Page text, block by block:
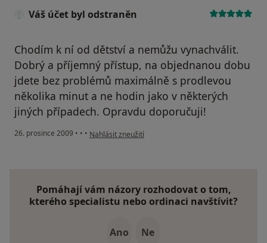
Váš účet byl odstraněn
Chodím k ní od dětství a nemůžu vynachválit.
Dobrý a příjemný přístup, na objednanou dobu
jdete bez problémů maximálně s prodlevou
několika minut a ne hodin jako v některých
jiných případech. Opravdu doporučuji!
26. prosince 2009 • • • podle názoru uživatele Váš účet byl odstraněn
Nahlásit zneužití
Pomáhají vám názory rozhodovat o tom,
kterého specialistu nebo ordinaci navštívit?
Ano Ne